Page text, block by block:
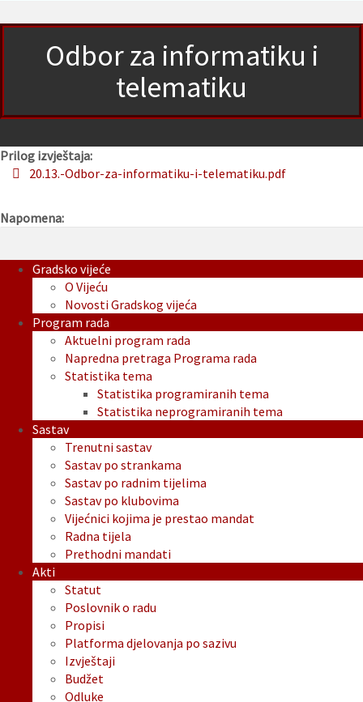
Odbor za informatiku i
telematiku
Prilog izvještaja:
20.13.-Odbor-za-informatiku-i-telematiku.pdf
Napomena:
Gradsko vijeće
O Vijeću
Novosti Gradskog vijeća
Program rada
Aktuelni program rada
Napredna pretraga Programa rada
Statistika tema
Statistika programiranih tema
Statistika neprogramiranih tema
Sastav
Trenutni sastav
Sastav po strankama
Sastav po radnim tijelima
Sastav po klubovima
Vijećnici kojima je prestao mandat
Radna tijela
Prethodni mandati
Akti
Statut
Poslovnik o radu
Propisi
Platforma djelovanja po sazivu
Izvještaji
Budžet
Odluke